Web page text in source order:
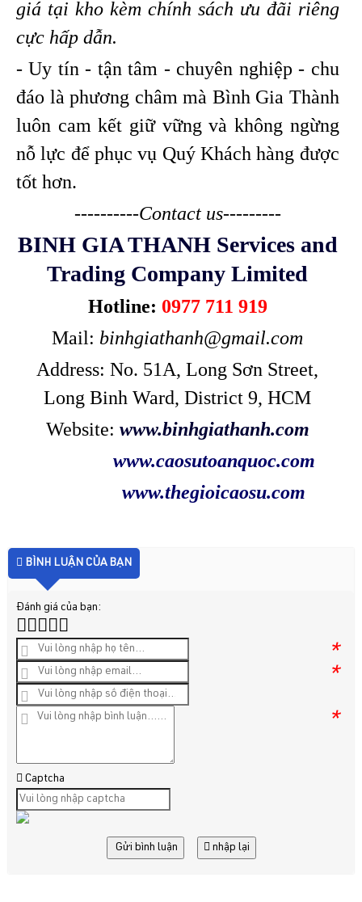
giá tại kho kèm chính sách ưu đãi riêng
cực hấp dẫn.
- Uy tín - tận tâm - chuyên nghiệp - chu
đáo là phương châm mà Bình Gia Thành
luôn cam kết giữ vững và không ngừng
nỗ lực để phục vụ Quý Khách hàng được
tốt hơn.
----------Contact us---------
BINH GIA THANH Services and
Trading Company Limited
Hotline: 0977 711 919
Mail: binhgiathanh@gmail.com
Address: No. 51A, Long Sơn Street,
Long Binh Ward, District 9, HCM
Website: www.binhgiathanh.com
www.caosutoanquoc.com
www.thegioicaosu.com
BÌNH LUẬN CỦA BẠN
Đánh giá của bạn:
*
*
*
Captcha
Gửi bình luận nhập lại